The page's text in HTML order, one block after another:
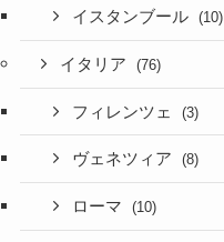
イスタンブール (10)
イタリア (76)
フィレンツェ (3)
ヴェネツィア (8)
ローマ (10)